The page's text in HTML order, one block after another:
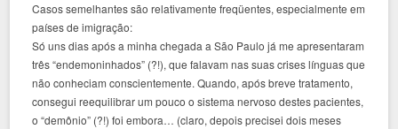
Casos semelhantes são relativamente freqüentes, especialmente em
países de imigração:
Só uns dias após a minha chegada a São Paulo já me apresentaram
três “endemoninhados” (?!), que falavam nas suas crises línguas que
não conheciam conscientemente. Quando, após breve tratamento,
consegui reequilibrar um pouco o sistema nervoso destes pacientes,
o “demônio” (?!) foi embora… (claro, depois precisei dois meses